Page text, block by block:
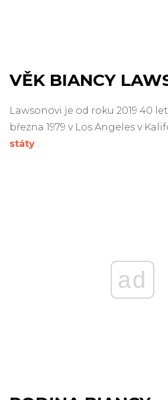
VĚK BIANCY
Lawsonovi je od roku 2019 40
března 1979 v Los Angeles v
státy .
ad